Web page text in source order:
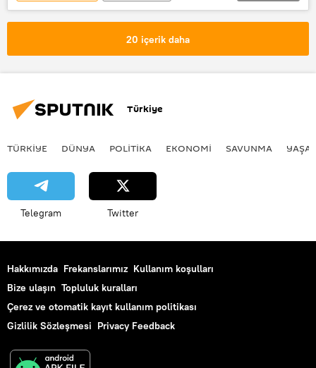
Ömer Bolat
Pamuk
20 içerik daha
Türkiye
TÜRKIYE DÜNYA POLİTİKA EKONOMİ SAVUNMA
Telegram Twitter
Hakkımızda Frekanslarımız Kullanım koşulları
Bize ulaşın Topluluk kuralları
Çerez ve otomatik kayıt kullanım politikası
Gizlilik Sözleşmesi Privacy Feedback